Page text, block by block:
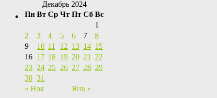
Декабрь 2024
Пн Вт Ср Чт Пт Сб Вс
« Ноя Янв »
1
2
3 4 5 6 7
8
9
10 11 12 13 14 15
16 17 18 19 20 21
22
23 24 25 26 27 28 29
30 31